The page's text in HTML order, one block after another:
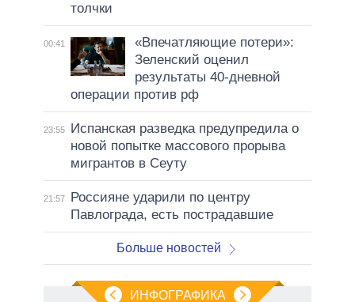
толчки
00:41
«Впечатляющие потери»:
Зеленский оценил
результаты 40-дневной
операции против рф
23:55
Испанская разведка предупредила о
новой попытке массового прорыва
мигрантов в Сеуту
21:57
Россияне ударили по центру
Павлограда, есть пострадавшие
Больше новостей
ИНФОГРАФИКА